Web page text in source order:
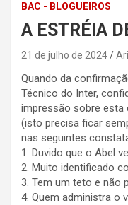
BAC - BLOGUEIROS
A ESTRÉIA
21 de julho de 2024
Quando da
Técnico do Inter,
impressão sobre esta
(isto precisa ficar
nas seguintes
1. Duvido que o Abel
2. Muito identificado
3. Tem um teto e não
4. Quem administra o